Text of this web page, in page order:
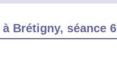
Brétigny, séance 6